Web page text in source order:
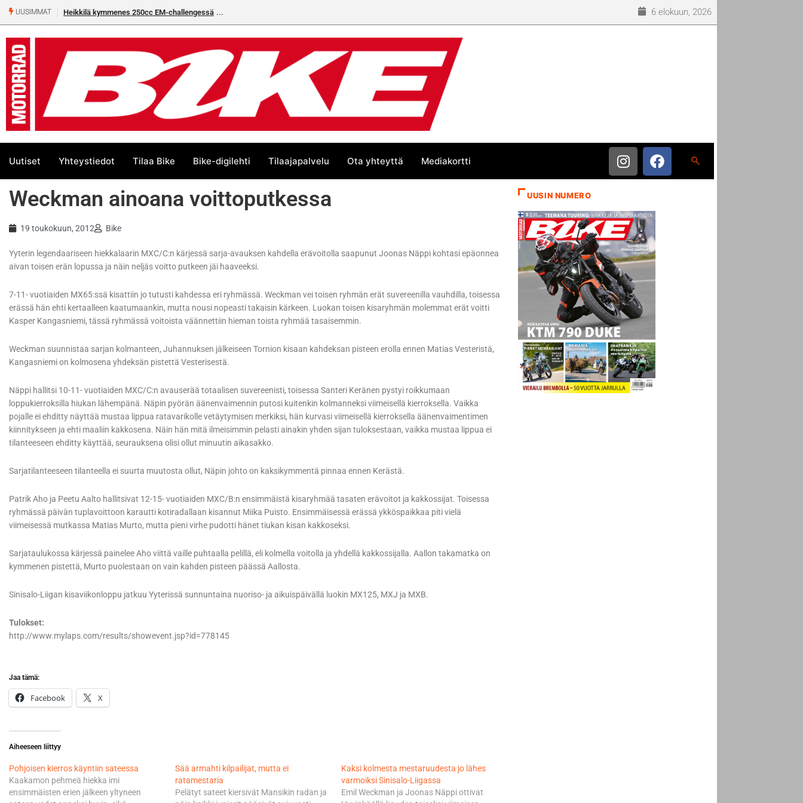
UUSIMMAT Heikkilä kymmenes 250cc EM-challengessä 6 elokuun, 2026
Uutiset Yhteystiedot Tilaa Bike Bike-digilehti Tilaajapalvelu Ota yhteyttä Mediakortti
Weckman ainoana voittoputkessa
19 toukokuun, 2012 Bike
Yyterin legendaariseen hiekkalaarin MXC/C:n kärjessä sarja-avauksen kahdella erävoitolla saapunut Joonas Näppi kohtasi epäonnea
aivan toisen erän lopussa ja näin neljäs voitto putkeen jäi haaveeksi.
7-11- vuotiaiden MX65:ssä kisattiin jo tutusti kahdessa eri ryhmässä. Weckman vei toisen ryhmän erät suvereenilla vauhdilla, toisessa
erässä hän ehti kertaalleen kaatumaankin, mutta nousi nopeasti takaisin kärkeen. Luokan toisen kisaryhmän molemmat erät voitti
Kasper Kangasniemi, tässä ryhmässä voitoista väännettiin hieman toista ryhmää tasaisemmin.
Weckman suunnistaa sarjan kolmanteen, Juhannuksen jälkeiseen Tornion kisaan kahdeksan pisteen erolla ennen Matias Vesteristä,
Kangasniemi on kolmosena yhdeksän pistettä Vesterisestä.
Näppi hallitsi 10-11- vuotiaiden MXC/C:n avauserää totaalisen suvereenisti, toisessa Santeri Keränen pystyi roikkumaan
loppukierroksilla hiukan lähempänä. Näpin pyörän äänenvaimennin putosi kuitenkin kolmanneksi viimeisellä kierroksella. Vaikka
pojalle ei ehditty näyttää mustaa lippua ratavarikolle vetäytymisen merkiksi, hän kurvasi viimeisellä kierroksella äänenvaimentimen
kiinnitykseen ja ehti maaliin kakkosena. Näin hän mitä ilmeisimmin pelasti ainakin yhden sijan tuloksestaan, vaikka mustaa lippua ei
tilanteeseen ehditty käyttää, seurauksena olisi ollut minuutin aikasakko.
Sarjatilanteeseen tilanteella ei suurta muutosta ollut, Näpin johto on kaksikymmentä pinnaa ennen Kerästä.
Patrik Aho ja Peetu Aalto hallitsivat 12-15- vuotiaiden MXC/B:n ensimmäistä kisaryhmää tasaten erävoitot ja kakkossijat. Toisessa
ryhmässä päivän tuplavoittoon karautti kotiradallaan kisannut Miika Puisto. Ensimmäisessä erässä ykköspaikkaa piti vielä
viimeisessä mutkassa Matias Murto, mutta pieni virhe pudotti hänet tiukan kisan kakkoseksi.
Sarjataulukossa kärjessä painelee Aho viittä vaille puhtaalla pelillä, eli kolmella voitolla ja yhdellä kakkossijalla. Aallon takamatka on
kymmenen pistettä, Murto puolestaan on vain kahden pisteen päässä Aallosta.
Sinisalo-Liigan kisaviikonloppu jatkuu Yyterissä sunnuntaina nuoriso- ja aikuispäivällä luokin MX125, MXJ ja MXB.
Tulokset:
http://www.mylaps.com/results/showevent.jsp?id=778145
Jaa tämä:
Facebook X
Aiheeseen liittyy
Pohjoisen kierros käyntiin sateessa
Kaakamon pehmeä hiekka imi
ensimmäisten erien jälkeen yltyneen
Sää armahti kilpailijat, mutta ei
ratamestaria
Pelätyt sateet kiersivät Mansikin radan ja
Kaksi kolmesta mestaruudesta jo lähes
varmoiksi Sinisalo-Liigassa
Emil Weckman ja Joonas Näppi ottivat
UUSIN NUMERO